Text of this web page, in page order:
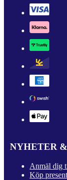
NYHETER
Anmäl dig
Köp